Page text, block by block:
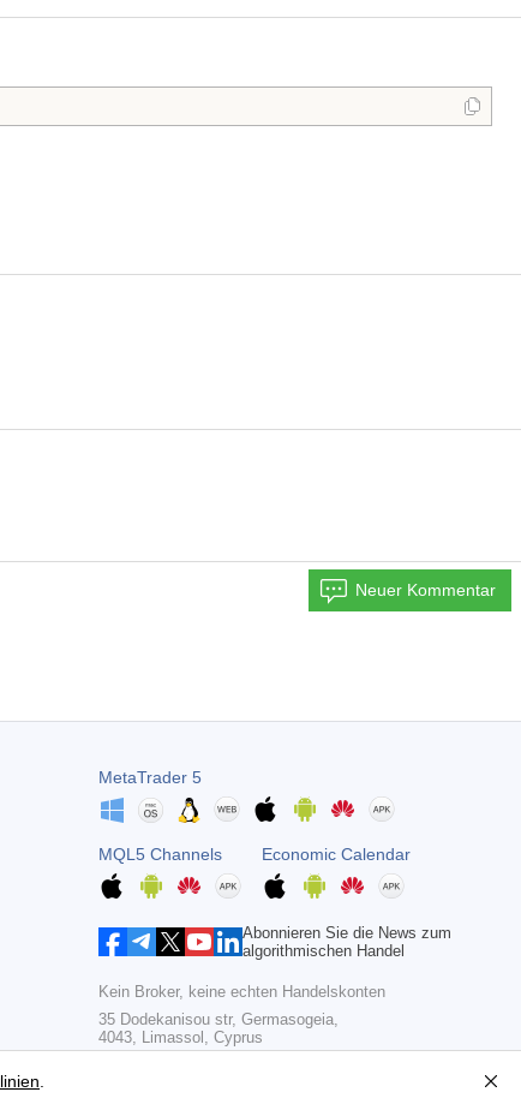
Neuer Kommentar
MetaTrader 5
MQL5 Channels Economic Calendar
Abonnieren Sie die News zum
algorithmischen Handel
Kein Broker, keine echten Handelskonten
35 Dodekanisou str, Germasogeia,
4043, Limassol, Cyprus